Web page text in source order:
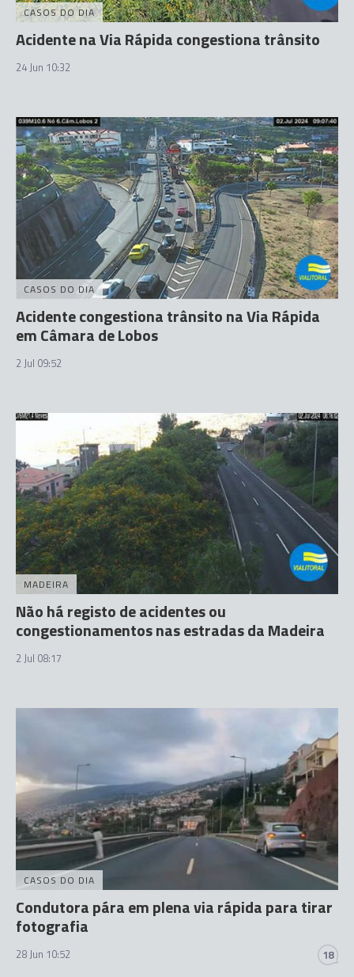
CASOS DO DIA
Acidente na Via Rápida congestiona trânsito
24 Jun 10:32
CASOS DO DIA
Acidente congestiona trânsito na Via Rápida
em Câmara de Lobos
2 Jul 09:52
MADEIRA
Não há registo de acidentes ou
congestionamentos nas estradas da Madeira
2 Jul 08:17
CASOS DO DIA
Condutora pára em plena via rápida para tirar
fotografia
28 Jun 10:52 18